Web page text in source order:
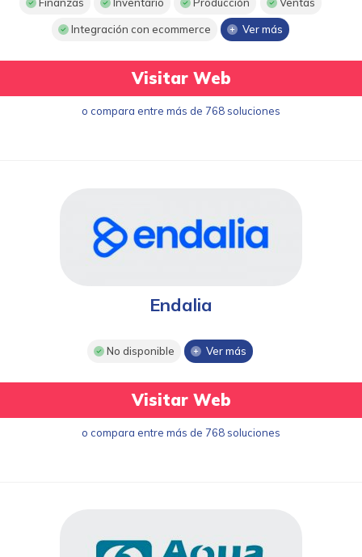
Integración con ecommerce Ver más
Visitar Web
o compara entre más de 768 soluciones
Endalia
No disponible Ver más
Visitar Web
o compara entre más de 768 soluciones